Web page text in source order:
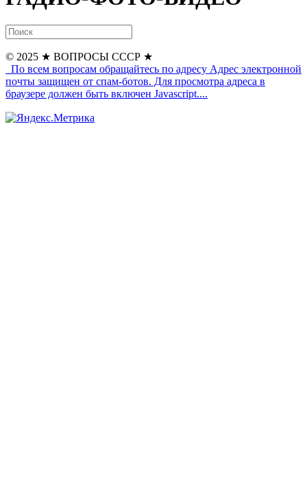
© 2025 ★ ВОПРОСЫ СССР ★
По всем вопросам обращайтесь по адресу Адрес электронной
почты защищен от спам-ботов. Для просмотра адреса в
браузере должен быть включен Javascript....